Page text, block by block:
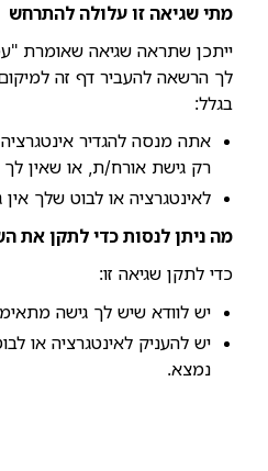
מתי שגיאה זו עלולה להתרחש
ייתכן שתראה שגיאה שאומרת
לך הרשאה להעביר דף זה
בגלל:
אתה מנסה להגדיר
רק גישת אורח/ת, או שאין לך
לאינטגרציה או לבוט שלך
מה ניתן לנסות כדי לתקן את
כדי לתקן שגיאה זו:
יש לוודא שיש לך גישה
יש להעניק לאינטגרציה או
נמצא.